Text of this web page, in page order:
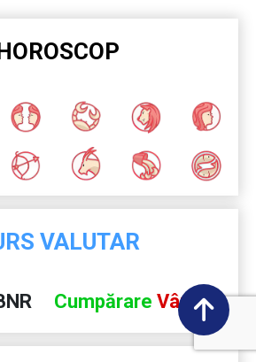
VALUTAR
Cumpărare Vânzare